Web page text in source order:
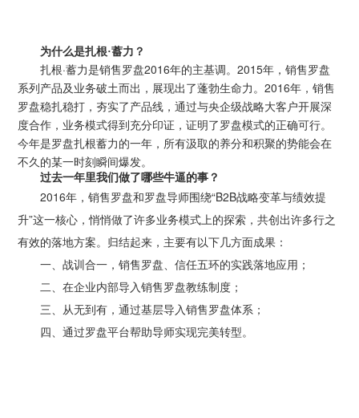
为什么是扎根·蓄力？
扎根·蓄力是销售罗盘2016年的主基调。2015年，销售罗盘
系列产品及业务破土而出，展现出了蓬勃生命力。2016年，销售
罗盘稳扎稳打，夯实了产品线，通过与央企级战略大客户开展深
度合作，业务模式得到充分印证，证明了罗盘模式的正确可行。
今年是罗盘扎根蓄力的一年，所有汲取的养分和积聚的势能会在
不久的某一时刻瞬间爆发。
过去一年里我们做了哪些牛逼的事？
2016年，销售罗盘和罗盘导师围绕“B2B战略变革与绩效提
升”这一核心，悄悄做了许多业务模式上的探索，共创出许多行之
有效的落地方案。归结起来，主要有以下几方面成果：
一、战训合一，销售罗盘、信任五环的实践落地应用；
二、在企业内部导入销售罗盘教练制度；
三、从无到有，通过基层导入销售罗盘体系；
四、通过罗盘平台帮助导师实现完美转型。